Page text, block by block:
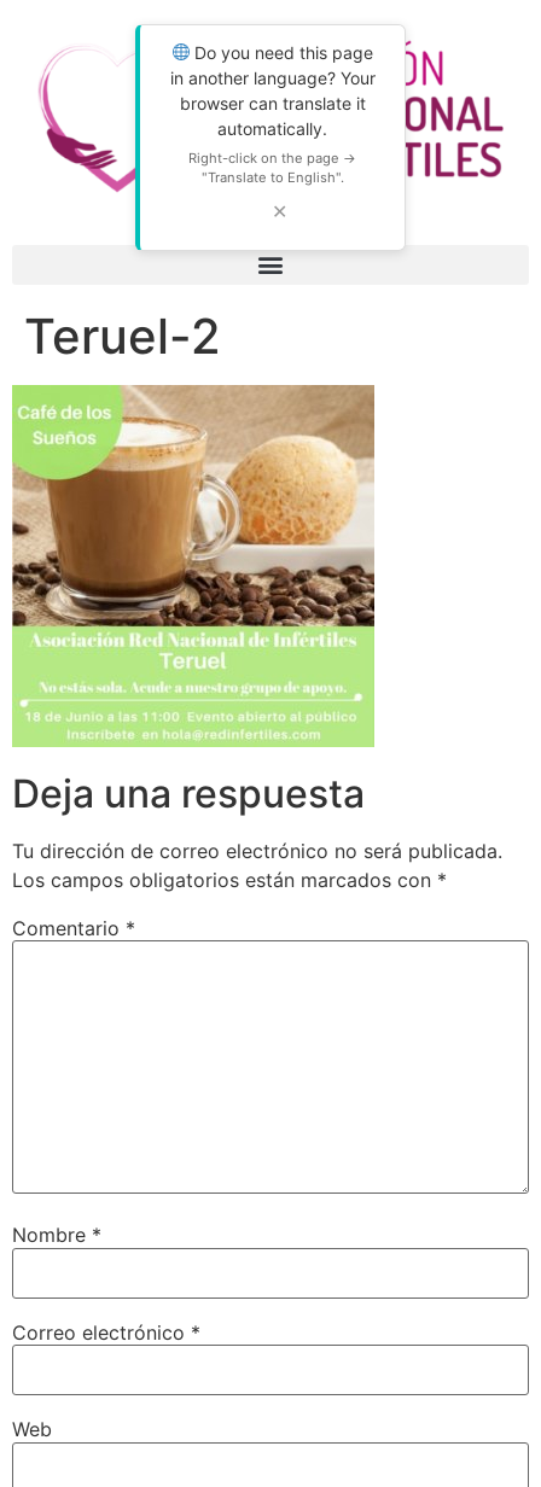
Do you need this page
in another language? Your
browser can translate it
automatically.
Right-click on the page →
"Translate to English".
✕
Teruel-2
Deja una respuesta
Tu dirección de correo electrónico no será publicada.
Los campos obligatorios están marcados con *
Comentario *
Nombre *
Correo electrónico *
Web